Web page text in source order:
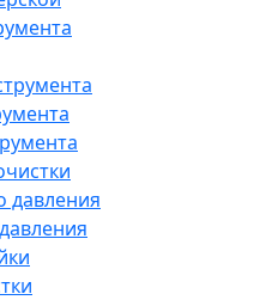
давления